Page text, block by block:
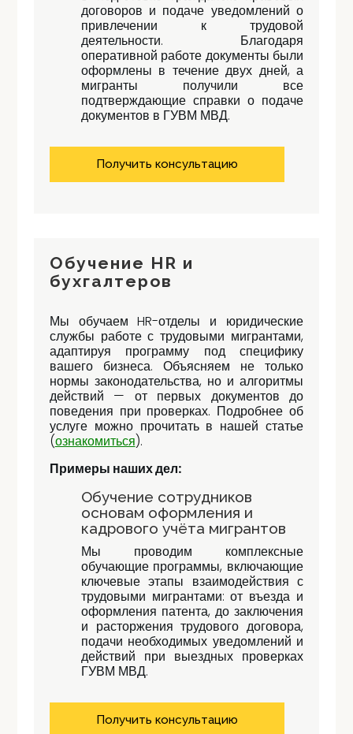
договоров и подаче уведомлений о
привлечении к трудовой
деятельности. Благодаря
оперативной работе документы были
оформлены в течение двух дней, а
мигранты получили все
подтверждающие справки о подаче
документов в ГУВМ МВД.
Получить консультацию
Обучение HR и
бухгалтеров
Мы обучаем HR-отделы и юридические
службы работе с трудовыми мигрантами,
адаптируя программу под специфику
вашего бизнеса. Объясняем не только
нормы законодательства, но и алгоритмы
действий — от первых документов до
поведения при проверках. Подробнее об
услуге можно прочитать в нашей статье
(ознакомиться).
Примеры наших дел:
Обучение сотрудников
основам оформления и
кадрового учёта мигрантов
Мы проводим комплексные
обучающие программы, включающие
ключевые этапы взаимодействия с
трудовыми мигрантами: от въезда и
оформления патента, до заключения
и расторжения трудового договора,
подачи необходимых уведомлений и
действий при выездных проверках
ГУВМ МВД.
Получить консультацию